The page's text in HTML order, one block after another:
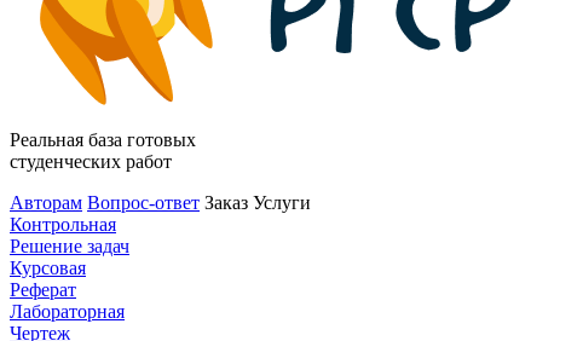
Реальная база готовых
студенческих работ
Авторам Вопрос-ответ Заказ Услуги
Контрольная
Решение задач
Курсовая
Реферат
Лабораторная
Чертеж